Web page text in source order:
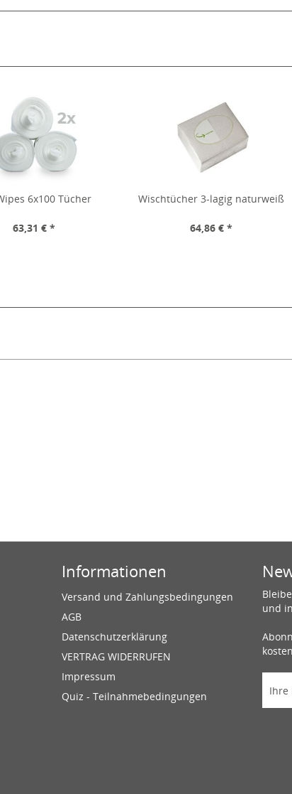
6x100 Tücher
63,31 € *
Wischtücher 3-lagig naturweiß
64,86 € *
Informationen
Versand und Zahlungsbedingungen
AGB
Datenschutzerklärung
VERTRAG WIDERRUFEN
Impressum
Quiz - Teilnahmebedingungen
und